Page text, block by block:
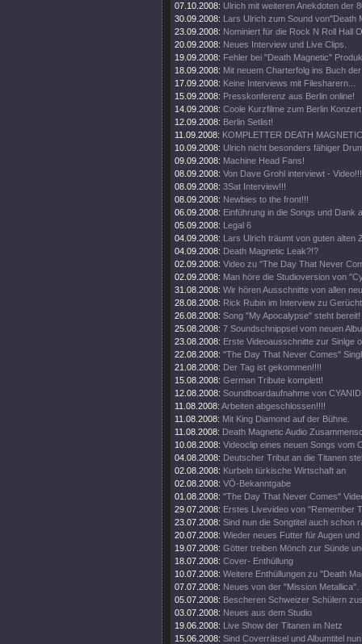
07.10.2008: Ulrich mit weiteren Anekdoten der
30.09.2008: Lars Ulrich zum Sound von"Death
23.09.2008: Nominiert für die Rock N Roll Hall
20.09.2008: Neues Interview und Live Clips.
19.09.2008: Fehler bei "Death Magnetic"
18.09.2008: Mit neuem Charterfolg ins Buch
17.09.2008: Keine Interviews mit Filesharern...
15.09.2008: Presskonferenz aus Berlin online!
14.09.2008: Coole Kurzfilme zum Berlin
12.09.2008: Berlin Setlist!
11.09.2008: KOMPLETTER DEATH
10.09.2008: Ulrich nicht besonders fähiger
09.09.2008: Machine Head Fans!
08.09.2008: Von Dave Grohl interviewt - Video!!!
08.09.2008: 3Sat Interview!!!
08.09.2008: Newbies to the front!!!
06.09.2008: Einführung in die Songs und Dank
05.09.2008: Legal 6
04.09.2008: Lars Ulrich träumt von guten alten
04.09.2008: Death Magnetic Leak?!?
02.09.2008: Video zu "The Day That Never
02.09.2008: Man höre die Studioversion von
31.08.2008: Wir hören Ausschnitte von allen
28.08.2008: Rick Rubin im Interview zu
26.08.2008: Song "My Apocalypse" steht bereit!
25.08.2008: 7 Soundschnippsel vom neuen
23.08.2008: Erste Videoausschnitte zur Sinlge
22.08.2008: "The Day That Never Comes"
21.08.2008: Der Tag ist gekommen!!!!
15.08.2008: German Tribute komplett!
12.08.2008: Soundboardaufnahme von
11.08.2008: Arbeiten abgeschlossen!!!!
11.08.2008: Mit King Diamond auf der Bühne.
11.08.2008: Death Magnetic Audio
10.08.2008: Videoclip eines neuen Songs vom
04.08.2008: Deutscher Tribut an die Titanen
02.08.2008: Kurbeln türkische Wirtschaft an
02.08.2008: VÖ-Bekanntgabe
01.08.2008: "The Day That Never Comes"
29.07.2008: Erstes Livevideo von "Remember
23.07.2008: Sind nun die Songtitel auch schon
20.07.2008: Wieder neues Futter für Augen
19.07.2008: Götter treiben Mönch zur Sünde
18.07.2008: Cover- Enthüllung
10.07.2008: Weitere Enthüllungen zu "Death
07.07.2008: Neues von der "Mission Metallica".
05.07.2008: Bescheren Schweizer Schülern
03.07.2008: Neues aus dem Studio
19.06.2008: Live Show der Titanen im Netz
15.06.2008: Sind Coverrätsel und Albumtitel